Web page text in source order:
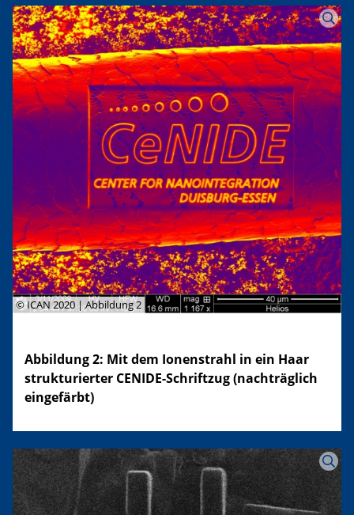
© ICAN 2020 | Abbildung 2
Abbildung 2: Mit dem Ionenstrahl in ein Haar
strukturierter CENIDE-Schriftzug (nachträglich
eingefärbt)